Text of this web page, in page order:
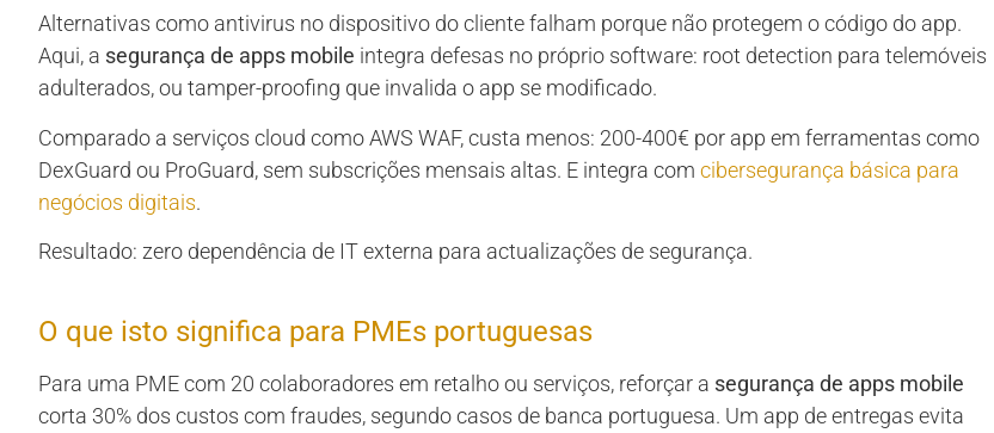
Alternativas como antivirus no dispositivo do cliente falham porque não protegem o código do app.
Aqui, a segurança de apps mobile integra defesas no próprio software: root detection para telemóveis
adulterados, ou tamper-proofing que invalida o app se modificado.
Comparado a serviços cloud como AWS WAF, custa menos: 200-400€ por app em ferramentas como
DexGuard ou ProGuard, sem subscrições mensais altas. E integra com cibersegurança básica para
negócios digitais.
Resultado: zero dependência de IT externa para actualizações de segurança.
O que isto significa para PMEs portuguesas
Para uma PME com 20 colaboradores em retalho ou serviços, reforçar a segurança de apps mobile
corta 30% dos custos com fraudes, segundo casos de banca portuguesa. Um app de entregas evita